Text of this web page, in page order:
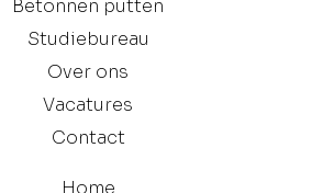
Betonnen putten
Studiebureau
Over ons
Vacatures
Contact